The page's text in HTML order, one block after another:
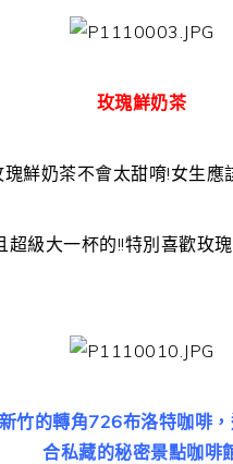
玫瑰鮮奶茶
鮮奶茶不會太甜唷!女生應
超級大一杯的!!特別喜歡玫
竹的轉角726布洛特咖啡
合私藏的秘密景點咖啡